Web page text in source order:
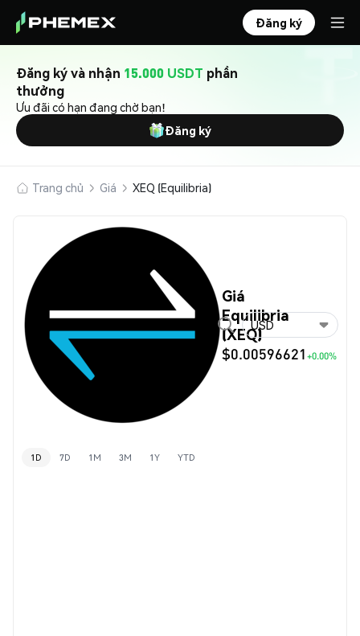
Đăng ký
Đăng ký và nhận 15.000 USDT phần
thưởng
Ưu đãi có hạn đang chờ bạn!
Đăng ký
Trang chủ Giá XEQ (Equilibria)
Giá
Equilibria
(XEQ)
$0.00596621 +0.00%
USD
1D 7D 1M 3M 1Y YTD